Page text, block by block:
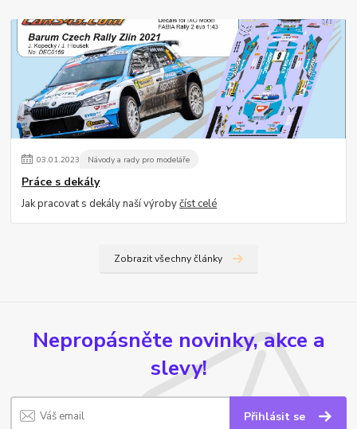
03.01.2023 Návody a rady pro modeláře
Práce s dekály
Jak pracovat s dekály naší výrobyčíst celé
Zobrazit všechny články
Nepropásněte novinky, akce a
slevy!
Přihlásit se